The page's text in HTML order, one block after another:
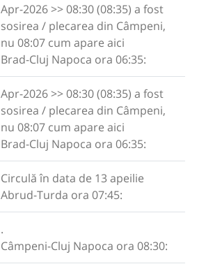
Apr-2026 >> 08:30 (08:35) a fost
sosirea / plecarea din Câmpeni,
nu 08:07 cum apare aici
Brad-Cluj Napoca ora 06:35:
Apr-2026 >> 08:30 (08:35) a fost
sosirea / plecarea din Câmpeni,
nu 08:07 cum apare aici
Brad-Cluj Napoca ora 06:35:
Circulă în data de 13 apeilie
Abrud-Turda ora 07:45:
.
Câmpeni-Cluj Napoca ora 08:30: